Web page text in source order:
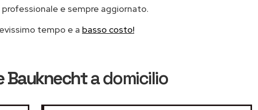
professionale e sempre aggiornato.
tempo e a basso costo!
Bauknechta domicilio